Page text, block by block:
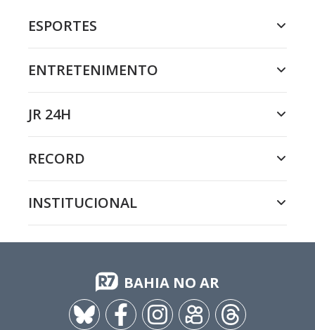
ESPORTES
ENTRETENIMENTO
JR 24H
RECORD
INSTITUCIONAL
BAHIA NO AR